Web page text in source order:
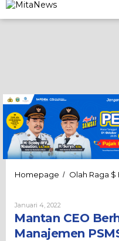
ke
konten
Homepage / Olah Raga $
Januari 4, 2022
Mantan CEO
Manajemen